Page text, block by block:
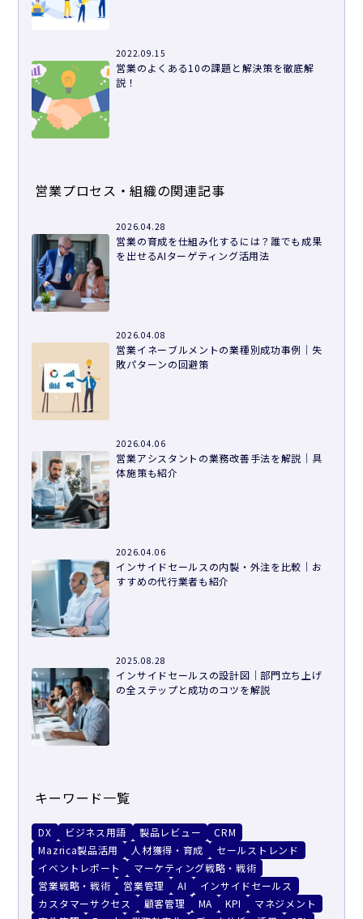
2022.09.15
営業のよくある10の課題と解決策を徹底解
説！
営業プロセス・組織の関連記事
2026.04.28
営業の育成を仕組み化するには？誰でも成果
を出せるAIターゲティング活用法
2026.04.08
営業イネーブルメントの業種別成功事例｜失
敗パターンの回避策
2026.04.06
営業アシスタントの業務改善手法を解説｜具
体施策も紹介
2026.04.06
インサイドセールスの内製・外注を比較｜お
すすめの代行業者も紹介
2025.08.28
インサイドセールスの設計図｜部門立ち上げ
の全ステップと成功のコツを解説
キーワード一覧
DX ビジネス用語 製品レビュー
CRM
Mazrica製品活用
人材獲得・育成
セールストレンド
イベントレポート
マーケティング戦略・戦術
営業戦略・戦術
営業管理 AI
インサイドセールス
カスタマーサクセス
顧客管理 MA KPI
マネジメント